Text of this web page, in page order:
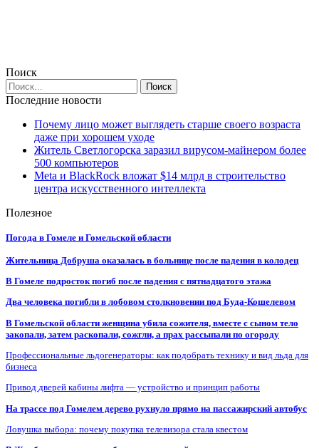
Поиск
Последние новости
Почему лицо может выглядеть старше своего возраста
даже при хорошем уходе
Житель Светлогорска заразил вирусом-майнером более
500 компьютеров
Meta и BlackRock вложат $14 млрд в строительство
центра искусственного интеллекта
Полезное
Погода в Гомеле и Гомельской области
Жительница Добруша оказалась в больнице после падения в колодец
В Гомеле подросток погиб после падения с пятнадцатого этажа
Два человека погибли в лобовом столкновении под Буда-Кошелевом
В Гомельской области женщина убила сожителя, вместе с сыном тело
закопали, затем раскопали, сожгли, а прах рассыпали по огороду
Профессиональные льдогенераторы: как подобрать технику и вид льда для
бизнеса
Привод дверей кабины лифта — устройство и принцип работы
На трассе под Гомелем дерево рухнуло прямо на пассажирский автобус
Ловушка выбора: почему покупка телевизора стала квестом